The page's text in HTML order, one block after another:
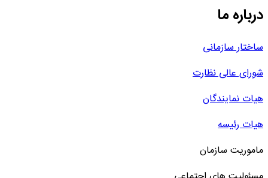
درباره ما
ساختار سازمانی
شورای عالی نظارت
هیات نمایندگان
هیات رئیسه
ماموریت سازمان